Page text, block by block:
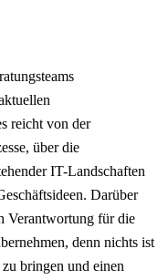
reicht von der
über die
IT-Landschaften
Darüber
Verantwortung für die
denn nichts ist
bringen und einen